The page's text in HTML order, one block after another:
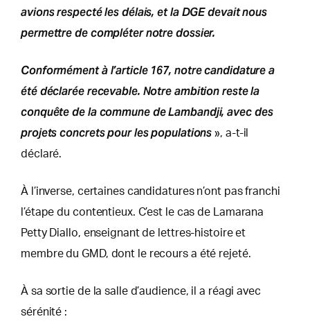
avions respecté les délais, et la DGE devait nous
permettre de compléter notre dossier.
Conformément à l’article 167, notre candidature a
été déclarée recevable. Notre ambition reste la
conquête de la commune de Lambandji, avec des
projets concrets pour les populations», a-t-il
déclaré.
À l’inverse, certaines candidatures n’ont pas franchi
l’étape du contentieux. C’est le cas de Lamarana
Petty Diallo, enseignant de lettres-histoire et
membre du GMD, dont le recours a été rejeté.
À sa sortie de la salle d’audience, il a réagi avec
sérénité :